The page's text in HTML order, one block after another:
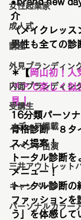
女性起業家
成人式
講座
外見ブランディン
内面ブランディン
受講生
メディア掲載
イベント出演
三井アウトレット
キャンペーン
パーソナルカラー
●brand new
介
（メイクレッス
男性も全ての診
＊【岡山初！ 人
ペアで楽しく似
見！
16分類パーソ
骨格診断・８タ
スメ提案！
トータル診断
メニュー！
トータル診断の
ファッションを
う」を体感して